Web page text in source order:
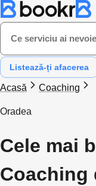
Ce serviciu ai
Listează-ți afacerea
Acasă Coaching
Oradea
Cele mai
Coaching